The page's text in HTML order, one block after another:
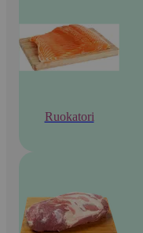
Ruokatori